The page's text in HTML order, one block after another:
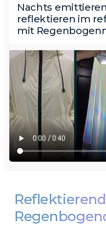
Nachts
reflektieren im
mit